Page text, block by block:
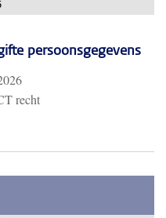
persoonsgegevens
recht